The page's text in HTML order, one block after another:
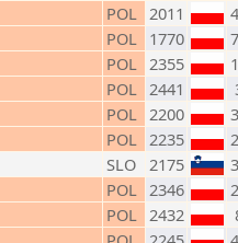
POL 2011
POL 1770
POL 2355
POL 2441
POL 2200
POL 2235
SLO 2175
POL 2346
POL 2432